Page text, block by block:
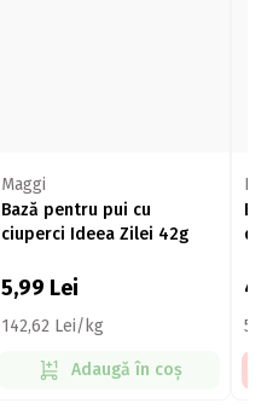
Maggi
Bază pentru pui cu
ciuperci Ideea Zilei 42g
5,99 Lei
142,62 Lei/kg
Adaugă în coș